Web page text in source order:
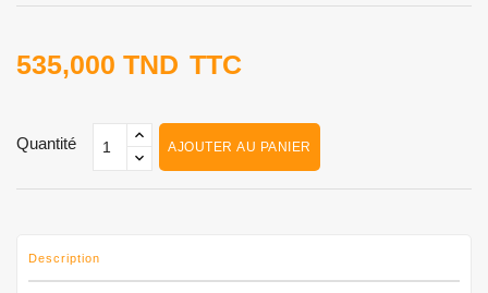
535,000 TND TTC
Quantité AJOUTER AU PANIER
Description